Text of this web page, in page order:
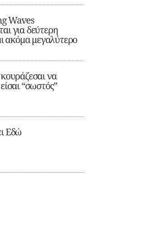
Waves
για δεύτερη
ακόμα μεγαλύτερο
να
“σωστός”
Εδώ